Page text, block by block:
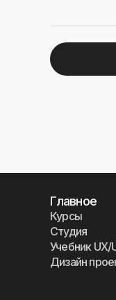
Главное
Курсы
Студия
Учебник UX/
Дизайн